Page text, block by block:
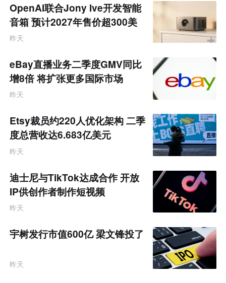
OpenAI联合Jony Ive开发智能
音箱 预计2027年售价超300美
元
昨天
eBay直播业务二季度GMV同比
增8倍 将扩张更多国际市场
昨天
Etsy裁员约220人优化架构 二季
度总营收达6.683亿美元
昨天
迪士尼与TikTok达成合作 开放
IP供创作者制作短视频
昨天
宇树发行市值600亿 梁文锋投了
昨天